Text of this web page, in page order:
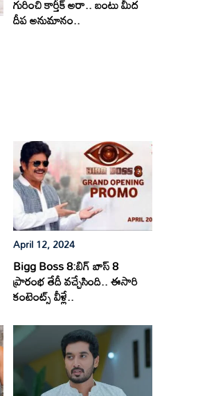
గురించి కార్తీక్ అరా.. బంటు మీద
దీప అనుమానం..
April 12, 2024
Bigg Boss 8:బిగ్ బాస్ 8
ప్రారంభ తేదీ వచ్చేసింది.. ఈసారి
కంటెంట్స్ వీళ్లే..